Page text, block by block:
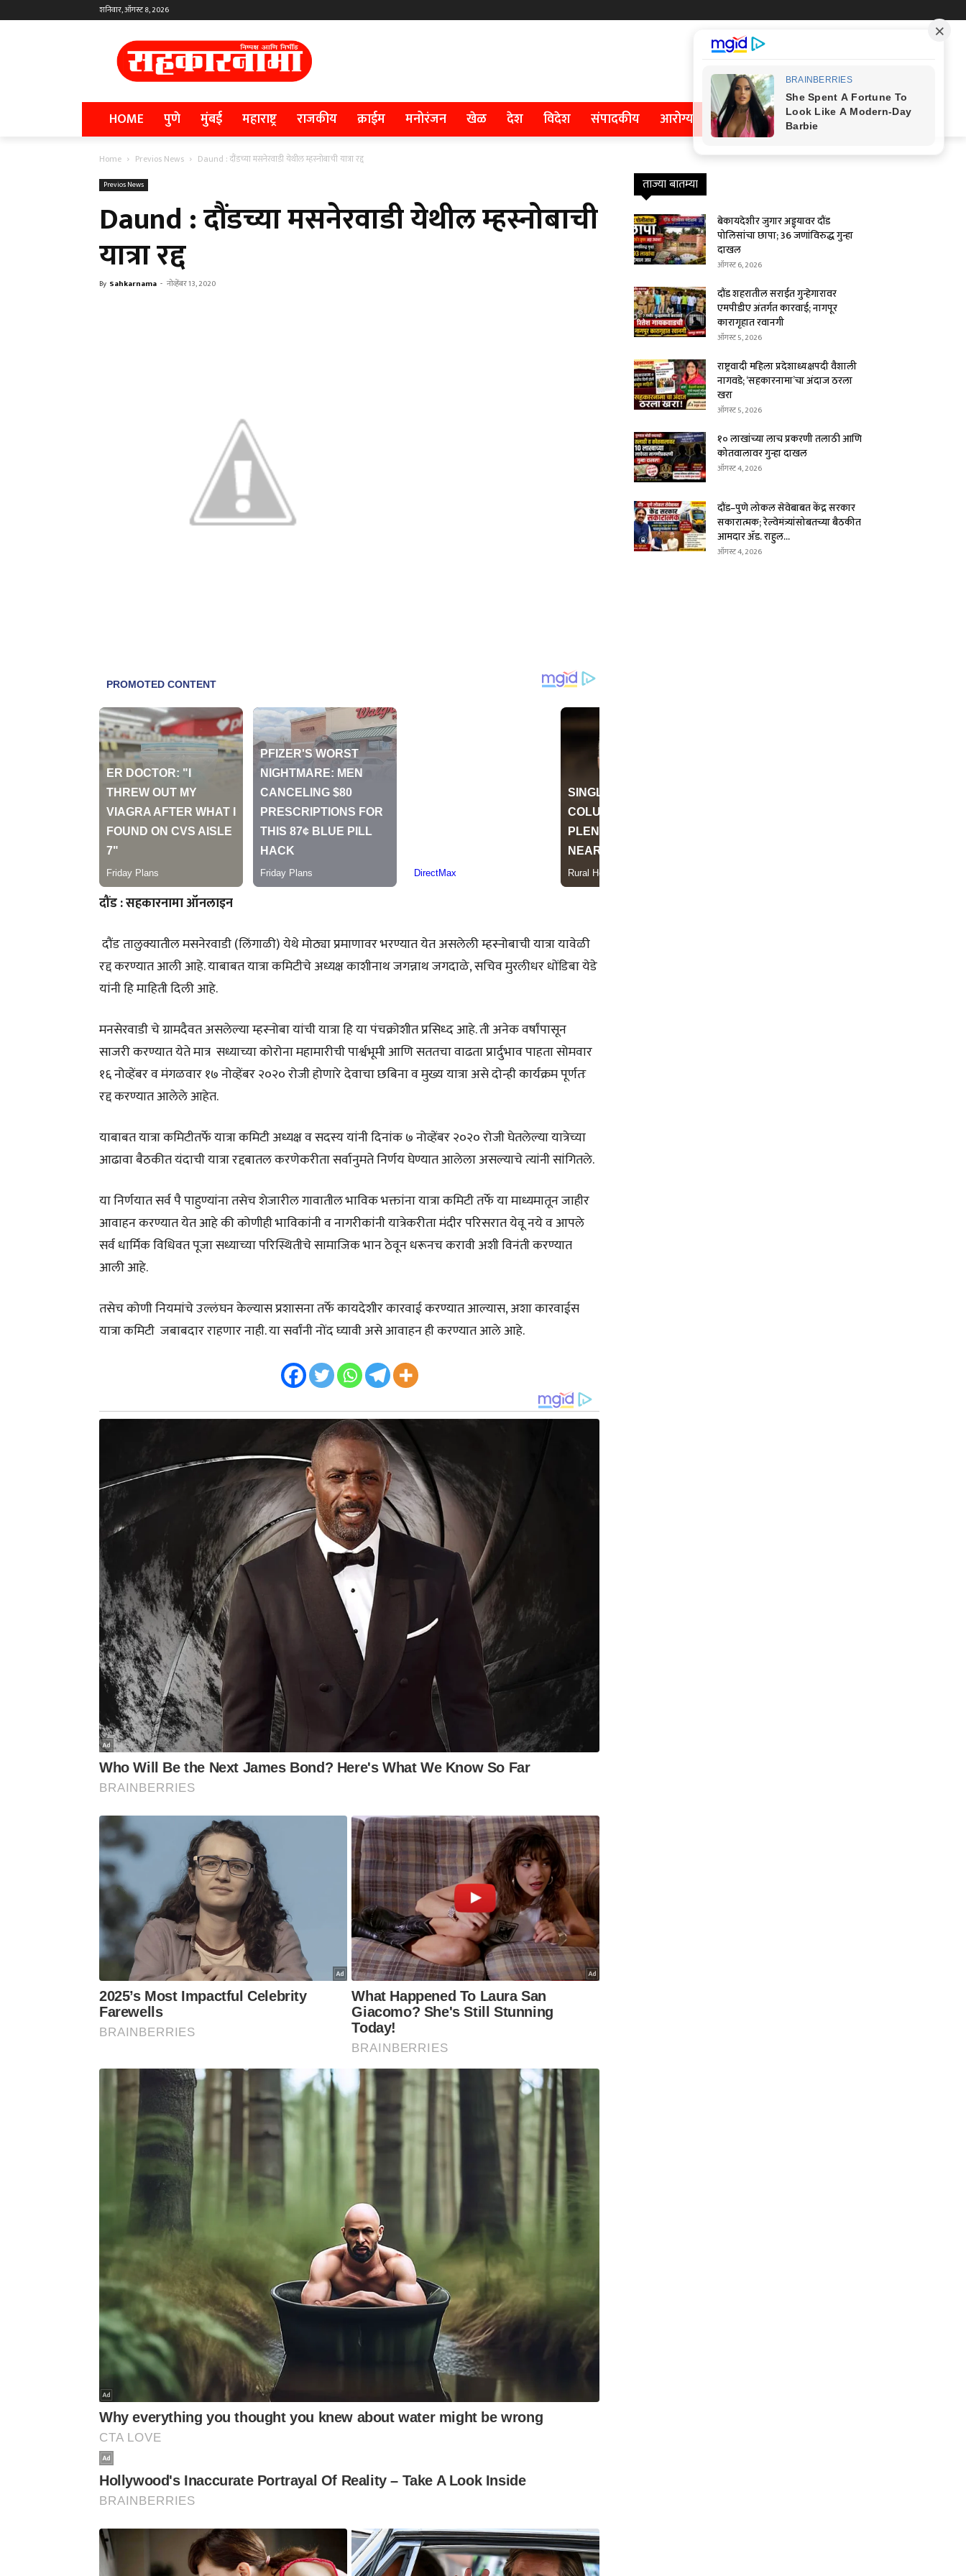
शनिवार, ऑगस्ट 8, 2026
HOME पुणे मुंबई महाराष्ट्र राजकीय क्राईम मनोरंजन खेळ देश विदेश संपादकीय आरोग्य
Home Previos News Daund : दौंडच्या मसनेरवाडी येथील म्हस्नोबाची यात्रा रद्द
Previos News
Daund : दौंडच्या मसनेरवाडी येथील म्हस्नोबाची
यात्रा रद्द
By Sahkarnama - नोव्हेंबर 13, 2020
दौंड : सहकारनामा ऑनलाइन
दौंड तालुक्यातील मसनेरवाडी (लिंगाळी) येथे मोठ्या प्रमाणावर भरण्यात येत असलेली म्हस्नोबाची यात्रा यावेळी
रद्द करण्यात आली आहे. याबाबत यात्रा कमिटीचे अध्यक्ष काशीनाथ जगन्नाथ जगदाळे, सचिव मुरलीधर धोंडिबा येडे
यांनी हि माहिती दिली आहे.
मनसेरवाडी चे ग्रामदैवत असलेल्या म्हस्नोबा यांची यात्रा हि या पंचक्रोशीत प्रसिध्द आहे. ती अनेक वर्षांपासून
साजरी करण्यात येते मात्र सध्याच्या कोरोना महामारीची पार्श्वभूमी आणि सततचा वाढता प्रार्दुभाव पाहता सोमवार
१६ नोव्हेंबर व मंगळवार १७ नोव्हेंबर २०२० रोजी होणारे देवाचा छबिना व मुख्य यात्रा असे दोन्ही कार्यक्रम पूर्णतः
रद्द करण्यात आलेले आहेत.
याबाबत यात्रा कमिटीतर्फे यात्रा कमिटी अध्यक्ष व सदस्य यांनी दिनांक ७ नोव्हेंबर २०२० रोजी घेतलेल्या यात्रेच्या
आढावा बैठकीत यंदाची यात्रा रद्दबातल करणेकरीता सर्वानुमते निर्णय घेण्यात आलेला असल्याचे त्यांनी सांगितले.
या निर्णयात सर्व पै पाहुण्यांना तसेच शेजारील गावातील भाविक भक्तांना यात्रा कमिटी तर्फे या माध्यमातून जाहीर
आवाहन करण्यात येत आहे की कोणीही भाविकांनी व नागरीकांनी यात्रेकरीता मंदीर परिसरात येवू नये व आपले
सर्व धार्मिक विधिवत पूजा सध्याच्या परिस्थितीचे सामाजिक भान ठेवून धरूनच करावी अशी विनंती करण्यात
आली आहे.
तसेच कोणी नियमांचे उल्लंघन केल्यास प्रशासना तर्फे कायदेशीर कारवाई करण्यात आल्यास, अशा कारवाईस
यात्रा कमिटी जबाबदार राहणार नाही. या सर्वांनी नोंद घ्यावी असे आवाहन ही करण्यात आले आहे.
ताज्या बातम्या
बेकायदेशीर जुगार अड्ड्यावर दौंड
पोलिसांचा छापा; 36 जणांविरुद्ध गुन्हा
दाखल
ऑगस्ट 6, 2026
दौंड शहरातील सराईत गुन्हेगारावर
एमपीडीए अंतर्गत कारवाई; नागपूर
कारागृहात रवानगी
ऑगस्ट 5, 2026
राष्ट्रवादी महिला प्रदेशाध्यक्षपदी वैशाली
नागवडे; ‘सहकारनामा’चा अंदाज ठरला
खरा
ऑगस्ट 5, 2026
१० लाखांच्या लाच प्रकरणी तलाठी आणि
कोतवालावर गुन्हा दाखल
ऑगस्ट 4, 2026
दौंड–पुणे लोकल सेवेबाबत केंद्र सरकार
सकारात्मक; रेल्वेमंत्र्यांसोबतच्या बैठकीत
आमदार ॲड. राहुल...
ऑगस्ट 4, 2026